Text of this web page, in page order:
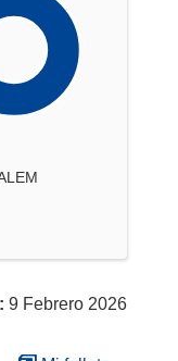
9 Febrero 2026